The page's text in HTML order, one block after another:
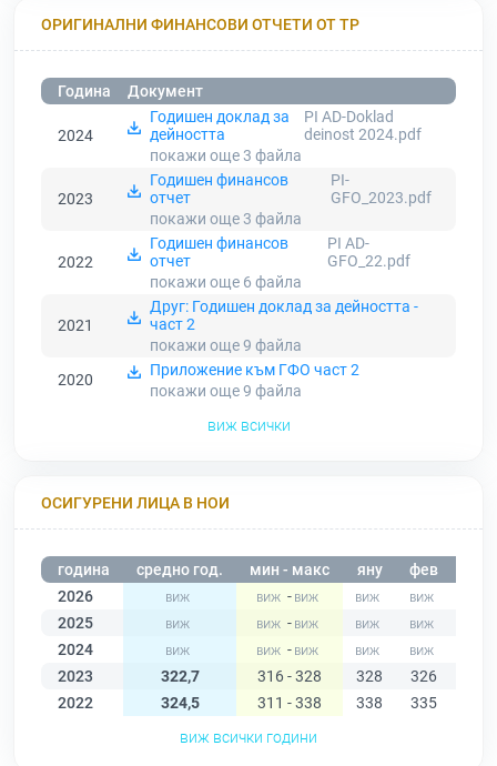
ОРИГИНАЛНИ ФИНАНСОВИ ОТЧЕТИ ОТ ТР
Година Документ
2024
Годишен доклад за
дейността
PI AD-Doklad
deinost 2024.pdf
покажи още 3 файла
2023
Годишен финансов
отчет
PI-
GFO_2023.pdf
покажи още 3 файла
2022
Годишен финансов
отчет
PI AD-
GFO_22.pdf
покажи още 6 файла
2021
Друг: Годишен доклад за дейността -
част 2
покажи още 9 файла
2020
Приложение към ГФО част 2
покажи още 9 файла
виж всички
ОСИГУРЕНИ ЛИЦА В НОИ
година средно год. мин - макс яну фев
2026
-
2025
-
2024
-
2023
322,7 316 - 328 328 326
2022
324,5 311 - 338 338 335
виж всички години